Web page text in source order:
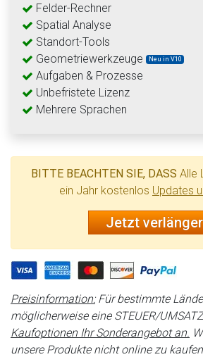
Felder-Rechner
Spatial Analyse
Standort-Tools
Geometriewerkzeuge
Neu in V10
Aufgaben & Prozesse
Unbefristete Lizenz
Mehrere Sprachen
BITTE BEACHTEN SIE, DASS Alle
ein Jahr kostenlos Updates
Jetzt
Preisinformation:Für bestimmte
möglicherweise eine STEUER/
Kaufoptionen Ihr Sonderangebot an.
unsere Produkte nicht online zu